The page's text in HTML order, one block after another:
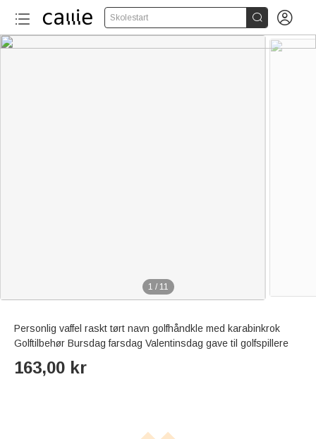
Skolestart  
1 / 11
Personlig vaffel raskt tørt navn golfhåndkle med karabinkrok
Golftilbehør Bursdag farsdag Valentinsdag gave til golfspillere
163,00 kr